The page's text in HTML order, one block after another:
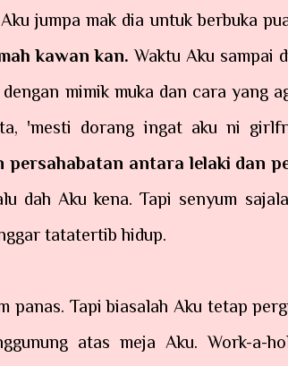
jumpa mak dia untuk berbuka
kawan kan.Waktu Aku sampai
mimik muka dan cara yang
'mesti dorang ingat aku ni
persahabatan antara lelaki dan
dah Aku kena. Tapi senyum
tatatertib hidup.
panas. Tapi biasalah Aku tetap
atas meja Aku. Work-a-